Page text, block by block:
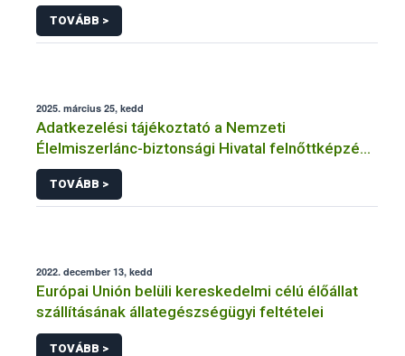
TOVÁBB >
2025. március 25, kedd
Adatkezelési tájékoztató a Nemzeti
Élelmiszerlánc-biztonsági Hivatal felnőttképzési
tevékenységéhez kapcsolódó adatkezeléséhez
TOVÁBB >
2022. december 13, kedd
Európai Unión belüli kereskedelmi célú élőállat
szállításának állategészségügyi feltételei
TOVÁBB >